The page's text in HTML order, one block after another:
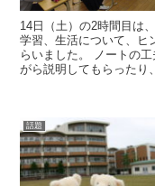
14日（土）の2時間目は
学習、生活について、ヒ
らいました。 ノートの
がら説明してもらったり
話題